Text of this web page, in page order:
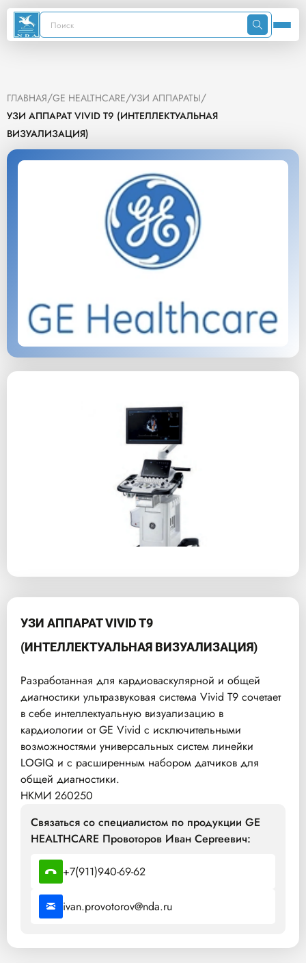
ГЛАВНАЯ/GE HEALTHCARE/УЗИ АППАРАТЫ/
УЗИ АППАРАТ VIVID T9 (ИНТЕЛЛЕКТУАЛЬНАЯ
ВИЗУАЛИЗАЦИЯ)
УЗИ АППАРАТ VIVID T9
(ИНТЕЛЛЕКТУАЛЬНАЯ ВИЗУАЛИЗАЦИЯ)
Разработанная для кардиоваскулярной и общей
диагностики ультразвуковая система Vivid T9 сочетает
в себе интеллектуальную визуализацию в
кардиологии от GE Vivid с исключительными
возможностями универсальных систем линейки
LOGIQ и с расширенным набором датчиков для
общей диагностики.
НКМИ 260250
Связаться со специалистом по продукции GE
HEALTHCARE Провоторов Иван Сергеевич:
+7(911)940-69-62
ivan.provotorov@nda.ru